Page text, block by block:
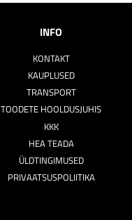
INFO
KONTAKT
KAUPLUSED
TRANSPORT
TOODETE HOOLDUSJUHIS
KKK
HEA TEADA
ÜLDTINGIMUSED
PRIVAATSUSPOLIITIKA